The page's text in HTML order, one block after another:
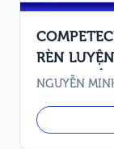
RÈN
LỰC,
NGUYỄN